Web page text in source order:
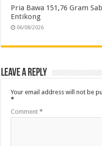
Pria Bawa 151,76 Gram
Entikong
06/08/2026
Leave a Reply
Your email address will not be
*
Comment*